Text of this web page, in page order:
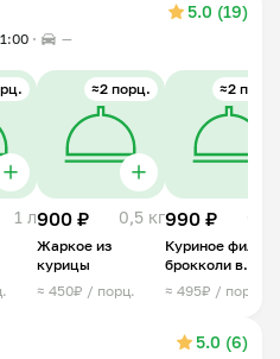
5.0 (19)
—
1 л
≈2 порц.
900 ₽ 0,5 кг
Жаркое из
курицы
≈ 450₽ / порц.
≈2 порц.
990 ₽
Куриное филе с
брокколи в
сырно-
≈ 495₽ / порц.
5.0 (6)